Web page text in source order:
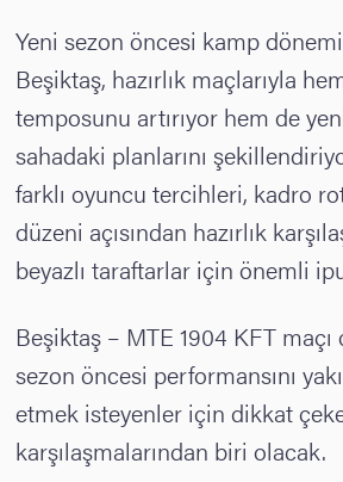
Yeni sezon öncesi kamp
Beşiktaş, hazırlık maçlarıyla
temposunu artırıyor hem de
sahadaki planlarını
farklı oyuncu tercihleri, kadro
düzeni açısından hazırlık
beyazlı taraftarlar için önemli
Beşiktaş – MTE 1904 KFT maçı
sezon öncesi performansını
etmek isteyenler için dikkat
karşılaşmalarından biri olacak.